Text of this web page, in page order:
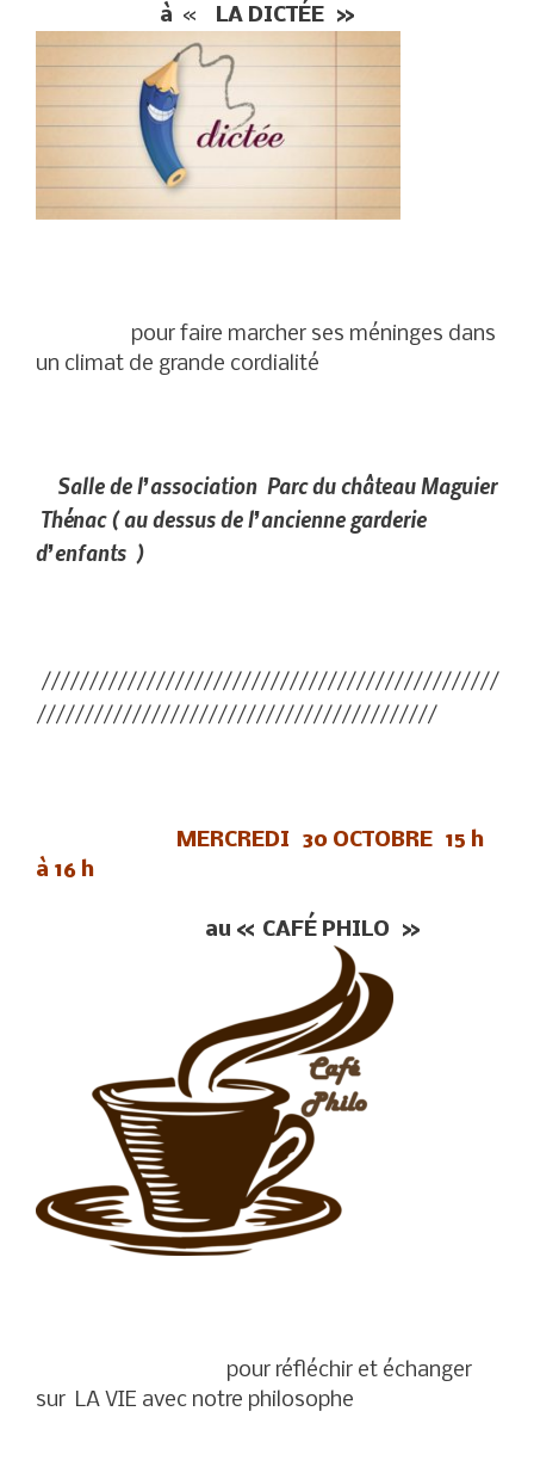
à « LA DICTÉE »
pour faire marcher ses méninges dans
un climat de grande cordialité
Salle de l’association Parc du château Maguier
Thénac ( au dessus de l’ancienne garderie
d’enfants )
////////////////////////////////////////////////
//////////////////////////////////////////
MERCREDI 30 OCTOBRE 15 h
à 16 h
au « CAFÉ PHILO »
pour réfléchir et échanger
sur LA VIE avec notre philosophe